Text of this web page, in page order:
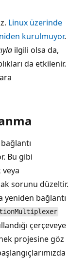
Linux üzerinde
kurulmuyor.
ilgili olsa da,
da etkilenir.
bağlantı
Bu gibi
sorunu düzeltir.
yeniden bağlantı
çerçeveye
projesine göz